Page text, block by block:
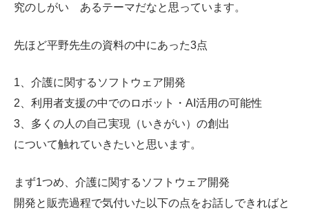
究のしがい あるテーマだなと思っています。
先ほど平野先生の資料の中にあった3点
1、介護に関するソフトウェア開発
2、利用者支援の中でのロボット・AI活用の可能性
3、多くの人の自己実現（いきがい）の創出
について触れていきたいと思います。
まず1つめ、介護に関するソフトウェア開発
開発と販売過程で気付いた以下の点をお話しできればと